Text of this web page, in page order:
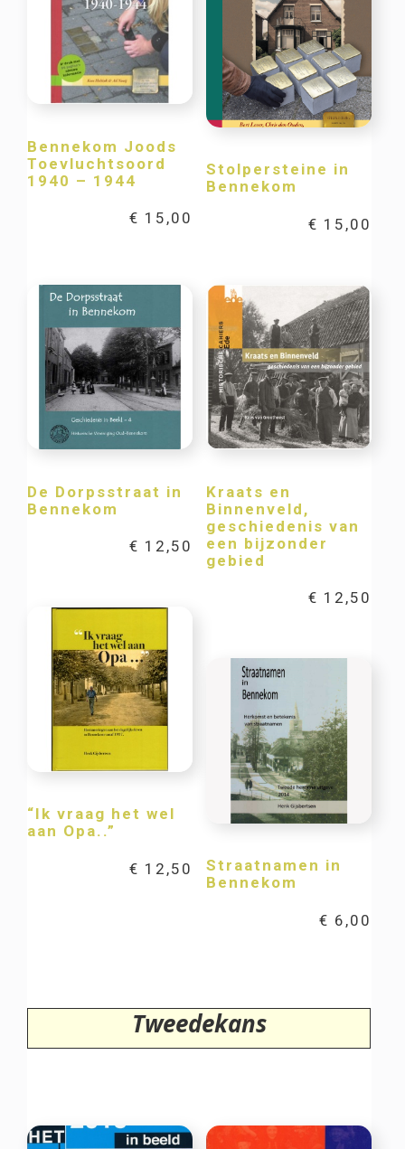
Bennekom Joods
Toevluchtsoord
1940 – 1944
€ 15,00
Stolpersteine in
Bennekom
€ 15,00
De Dorpsstraat in
Bennekom
€ 12,50
Kraats en
Binnenveld,
geschiedenis van
een bijzonder
gebied
€ 12,50
“Ik vraag het wel
aan Opa..”
€ 12,50
Straatnamen in
Bennekom
€ 6,00
Tweedekans